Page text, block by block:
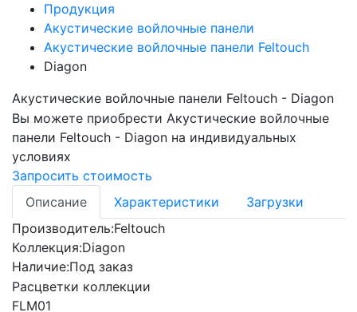
Продукция
Акустические войлочные панели
Акустические войлочные панели Feltouch
Diagon
Акустические войлочные панели Feltouch - Diagon
Вы можете приобрести Акустические войлочные
панели Feltouch - Diagon на индивидуальных
условиях
Запросить стоимость
Описание
Характеристики
Загрузки
Производитель:Feltouch
Коллекция:Diagon
Наличие:Под заказ
Расцветки коллекции
FLM01